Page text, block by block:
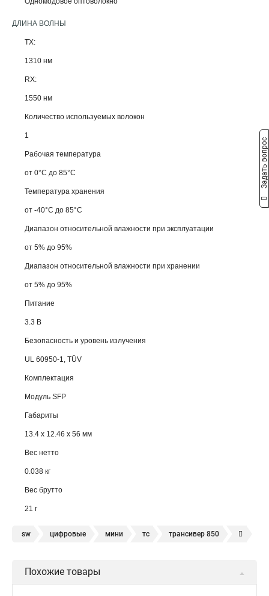
ДЛИНА ВОЛНЫ
TX:
1310 нм
RX:
1550 нм
Количество используемых волокон
1
Рабочая температура
от 0°C до 85°C
Температура хранения
от -40°C до 85°C
Диапазон относительной влажности при эксплуатации
от 5% до 95%
Диапазон относительной влажности при хранении
от 5% до 95%
Питание
3.3 В
Безопасность и уровень излучения
UL 60950-1, TÜV
Комплектация
Модуль SFP
Габариты
13.4 x 12.46 x 56 мм
Вес нетто
0.038 кг
Вес брутто
21 г
sw цифровые мини тс трансивер 850
sfp 10 модуль sfp 1 25
Похожие товары
Задать вопрос